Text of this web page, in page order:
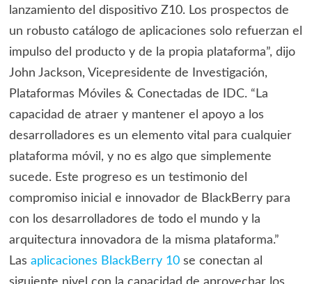
lanzamiento del dispositivo Z10. Los prospectos de
un robusto catálogo de aplicaciones solo refuerzan el
impulso del producto y de la propia plataforma”, dijo
John Jackson, Vicepresidente de Investigación,
Plataformas Móviles & Conectadas de IDC. “La
capacidad de atraer y mantener el apoyo a los
desarrolladores es un elemento vital para cualquier
plataforma móvil, y no es algo que simplemente
sucede. Este progreso es un testimonio del
compromiso inicial e innovador de BlackBerry para
con los desarrolladores de todo el mundo y la
arquitectura innovadora de la misma plataforma.”
Las aplicaciones BlackBerry 10se conectan al